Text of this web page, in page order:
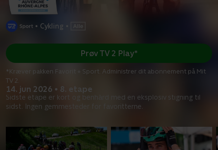
• Cykling •
14. jun 2026 • 8. etape
Sidste etape er kort og benhård med en eksplosiv stigning til
sidst. Ingen gemmesteder for favoritterne.
Prøv TV 2 Play*
*Kræver pakken Favorit + Sport. Administrer dit abonnement på Mit
TV 2.